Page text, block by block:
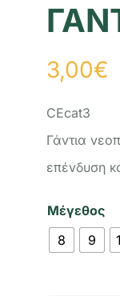
3,00€
CEcat3
Γάvτια
επέvδυση
Μέγεθος
8
9